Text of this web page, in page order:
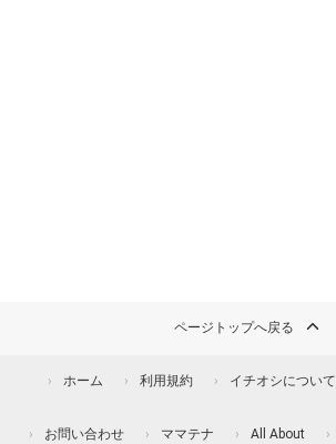
ページトップへ戻る
ホーム 利用規約 イチオシについて
お問い合わせ ママテナ All About